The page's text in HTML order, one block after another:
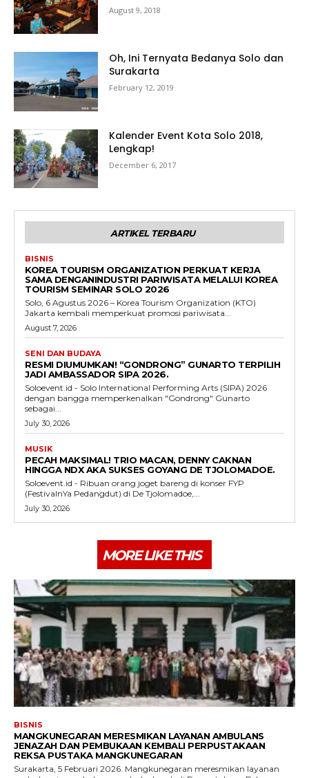
August 9, 2018
Oh, Ini Ternyata Bedanya Solo dan
Surakarta
February 12, 2019
Kalender Event Kota Solo 2018,
Lengkap!
December 6, 2017
ARTIKEL TERBARU
BISNIS
KOREA TOURISM ORGANIZATION PERKUAT KERJA
SAMA DENGANINDUSTRI PARIWISATA MELALUI KOREA
TOURISM SEMINAR SOLO 2026
Solo, 6 Agustus 2026 – Korea Tourism Organization (KTO)
Jakarta kembali memperkuat promosi pariwisata...
August 7, 2026
SENI DAN BUDAYA
RESMI DIUMUMKAN! “GONDRONG” GUNARTO TERPILIH
JADI AMBASSADOR SIPA 2026.
Soloevent.id - Solo International Performing Arts (SIPA) 2026
dengan bangga memperkenalkan "Gondrong" Gunarto
sebagai...
July 30, 2026
MUSIK
PECAH MAKSIMAL! TRIO MACAN, DENNY CAKNAN
HINGGA NDX AKA SUKSES GOYANG DE TJOLOMADOE.
Soloevent.id - Ribuan orang joget bareng di konser FYP
(FestivalnYa Pedangdut) di De Tjolomadoe,...
July 30, 2026
MORE LIKE THIS
BISNIS
MANGKUNEGARAN MERESMIKAN LAYANAN AMBULANS
JENAZAH DAN PEMBUKAAN KEMBALI PERPUSTAKAAN
REKSA PUSTAKA MANGKUNEGARAN
Surakarta, 5 Februari 2026. Mangkunegaran meresmikan layanan